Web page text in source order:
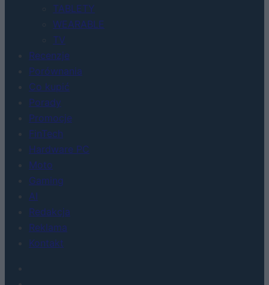
TABLETY
WEARABLE
TV
Recenzje
Porównania
Co kupić
Porady
Promocje
FinTech
Hardware PC
Moto
Gaming
AI
Redakcja
Reklama
Kontakt